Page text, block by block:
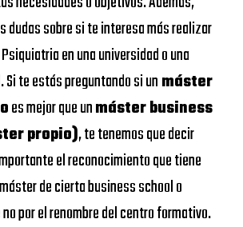
dudas sobre si te interesa más realizar
en una universidad o una
te estás preguntando si unmáster
es mejor que unmáster business
propio), te tenemos que decir
el reconocimiento que tiene
de cierta business school o
por el renombre del centro formativo.